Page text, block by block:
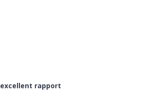
excellent rapport